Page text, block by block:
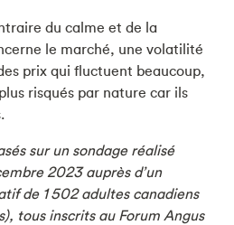
du calme et de la
le marché, une volatilité
prix qui fluctuent beaucoup,
risqués par nature car ils
sur un sondage réalisé
2023 auprès d’un
de 1 502 adultes canadiens
tous inscrits au Forum Angus